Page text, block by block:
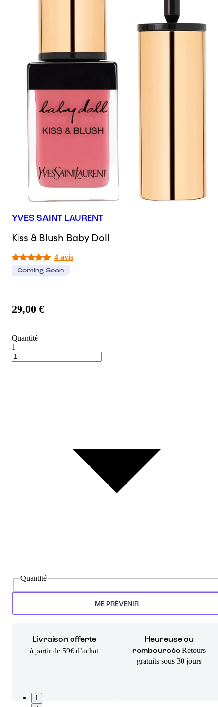
YVES SAINT LAURENT
Kiss & Blush Baby Doll
4 avis
Coming Soon
29,00 €
Quantité
1
Quantité
ME PRÉVENIR
Livraison offerte
à partir de 59€ d’achat
Heureuse ou
remboursée Retours
gratuits sous 30 jours
1